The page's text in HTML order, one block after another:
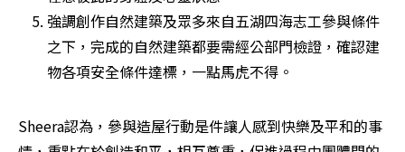
強調創作自然建築及眾多來自五湖四海志工參與條件
之下，完成的自然建築都要需經公部門檢證，確認建
物各項安全條件達標，一點馬虎不得。
Sheera認為，參與造屋行動是件讓人感到快樂及平和的事